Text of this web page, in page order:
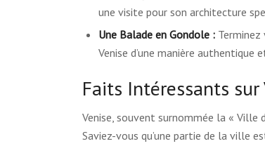
une visite pour son architecture
Une Balade en Gondole :
Venise d’une manière authentique
Faits Intéressants sur
Venise, souvent surnommée la «
Saviez-vous qu’une partie de la ville